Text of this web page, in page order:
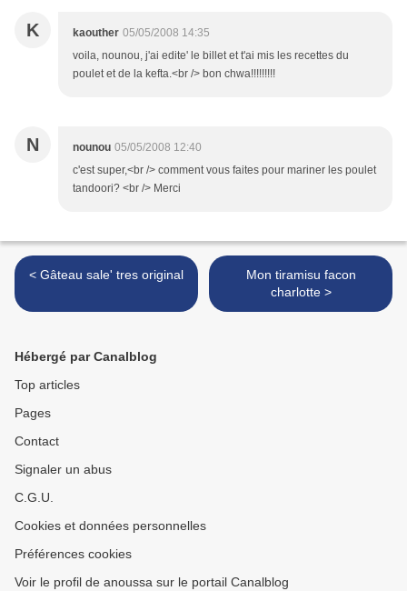
K kaouther 05/05/2008 14:35
voila, nounou, j'ai edite' le billet et t'ai mis les recettes du
poulet et de la kefta.<br /> bon chwa!!!!!!!!!
N nounou 05/05/2008 12:40
c'est super,<br /> comment vous faites pour mariner les poulet
tandoori? <br /> Merci
< Gâteau sale' tres original
Mon tiramisu facon
charlotte >
Hébergé par Canalblog
Top articles
Pages
Contact
Signaler un abus
C.G.U.
Cookies et données personnelles
Préférences cookies
Voir le profil de anoussa sur le portail Canalblog